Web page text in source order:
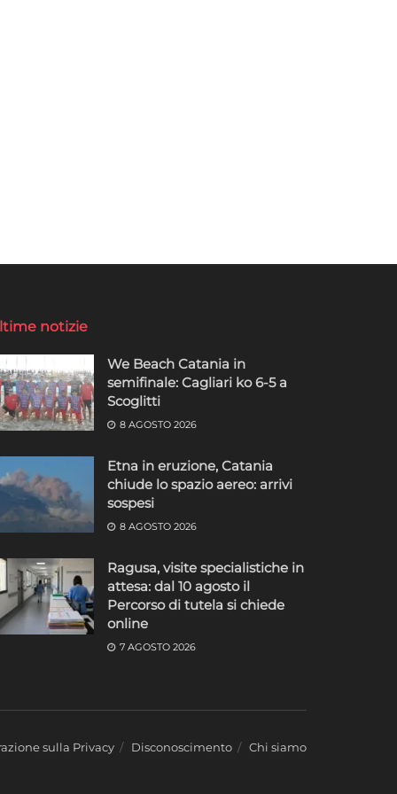
notizie
We Beach Catania in
semifinale: Cagliari ko 6-5 a
Scoglitti
8 AGOSTO 2026
Etna in eruzione, Catania
chiude lo spazio aereo: arrivi
sospesi
8 AGOSTO 2026
Ragusa, visite specialistiche in
attesa: dal 10 agosto il
Percorso di tutela si chiede
online
7 AGOSTO 2026
sulla Privacy Disconoscimento Chi siamo